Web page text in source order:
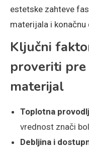
estetske zahteve
materijala i konačnu
Ključni
proveriti
materijal
Toplotna
vrednost znači
Debljina i